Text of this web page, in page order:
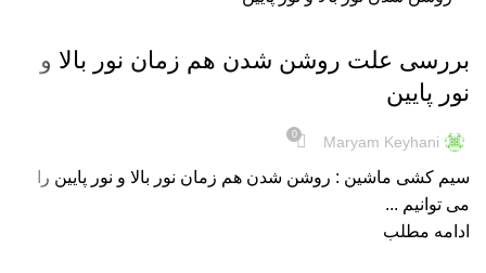
بررسی علت روشن شدن هم زمان نور بالا و
نور پایین
Maryam Keyhani
0
سیم کشی ماشین : روشن شدن هم زمان نور بالا و نور پایین را
می توانیم ...
ادامه مطلب